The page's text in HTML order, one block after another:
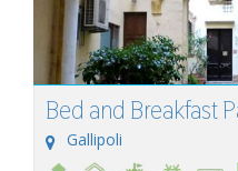
Bed and Breakfast
Gallipoli